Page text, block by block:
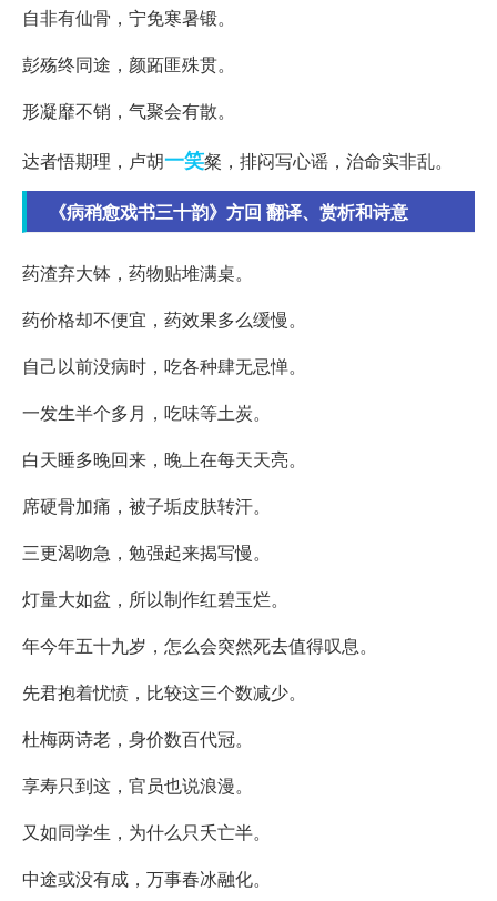
自非有仙骨，宁免寒暑锻。
彭殇终同途，颜跖匪殊贯。
形凝靡不销，气聚会有散。
达者悟期理，卢胡一笑粲，排闷写心谣，治命实非乱。
《病稍愈戏书三十韵》方回 翻译、赏析和诗意
药渣弃大钵，药物贴堆满桌。
药价格却不便宜，药效果多么缓慢。
自己以前没病时，吃各种肆无忌惮。
一发生半个多月，吃味等土炭。
白天睡多晚回来，晚上在每天天亮。
席硬骨加痛，被子垢皮肤转汗。
三更渴吻急，勉强起来揭写慢。
灯量大如盆，所以制作红碧玉烂。
年今年五十九岁，怎么会突然死去值得叹息。
先君抱着忧愤，比较这三个数减少。
杜梅两诗老，身价数百代冠。
享寿只到这，官员也说浪漫。
又如同学生，为什么只夭亡半。
中途或没有成，万事春冰融化。